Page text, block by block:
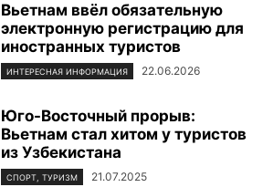
Вьетнам ввёл обязательную
электронную регистрацию для
иностранных туристов
ИНТЕРЕСНАЯ ИНФОРМАЦИЯ 22.06.2026
Юго-Восточный прорыв:
Вьетнам стал хитом у туристов
из Узбекистана
СПОРТ, ТУРИЗМ 21.07.2025